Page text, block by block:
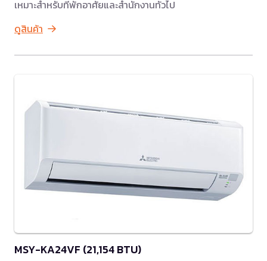
เหมาะสำหรับที่พักอาศัยและสำนักงานทั่วไป
ดูสินค้า
MSY-KA24VF (21,154 BTU)